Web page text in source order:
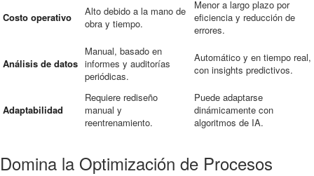
Costo operativo
Alto debido a la mano de
obra y tiempo.
Menor a largo plazo por
eficiencia y reducción de
errores.
Análisis de datos
Manual, basado en
informes y auditorías
periódicas.
Automático y en tiempo real,
con insights predictivos.
Adaptabilidad
Requiere rediseño
manual y
reentrenamiento.
Puede adaptarse
dinámicamente con
algoritmos de IA.
Domina la Optimización de Procesos